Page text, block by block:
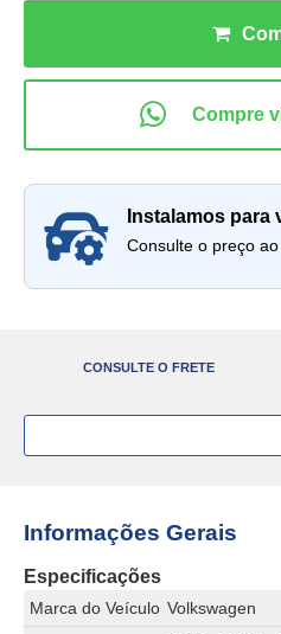
instalamos para
Consulte o preço
CONSULTE O FRETE
Informações Gerais
Especificações
Marca do Veículo Volkswagen